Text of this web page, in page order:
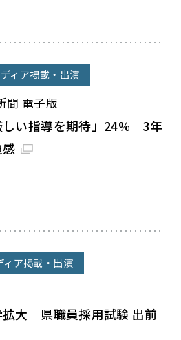
ィア掲載・出演
聞 電子版
しい指導を期待」24% 3年
ィア掲載・出演
拡大 県職員採用試験 出前